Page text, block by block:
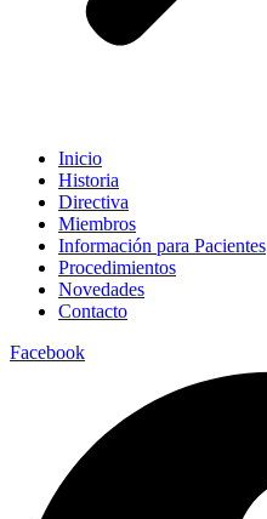
Inicio
Historia
Directiva
Miembros
Información para Pacientes
Procedimientos
Novedades
Contacto
Facebook